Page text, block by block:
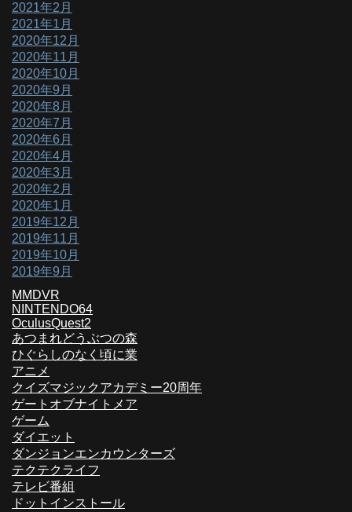
2021年2月
2021年1月
2020年12月
2020年11月
2020年10月
2020年9月
2020年8月
2020年7月
2020年6月
2020年4月
2020年3月
2020年2月
2020年1月
2019年12月
2019年11月
2019年10月
2019年9月
MMDVR
NINTENDO64
OculusQuest2
あつまれどうぶつの森
ひぐらしのなく頃に業
アニメ
クイズマジックアカデミー20周年
ゲートオブナイトメア
ゲーム
ダイエット
ダンジョンエンカウンターズ
テクテクライフ
テレビ番組
ドットインストール